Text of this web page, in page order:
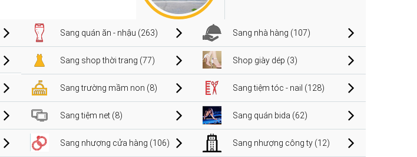
Sang quán ăn - nhậu (263) Sang nhà hàng (107)
Sang shop thời trang (77) Shop giày dép (3)
Sang trường mầm non (8) Sang tiệm tóc - nail (128)
Sang tiệm net (8) Sang quán bida (62)
Sang nhượng cửa hàng (106) Sang nhượng công ty (12)